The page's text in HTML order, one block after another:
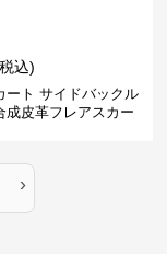
込)
ート サイドバックル
成皮革フレアスカー
›